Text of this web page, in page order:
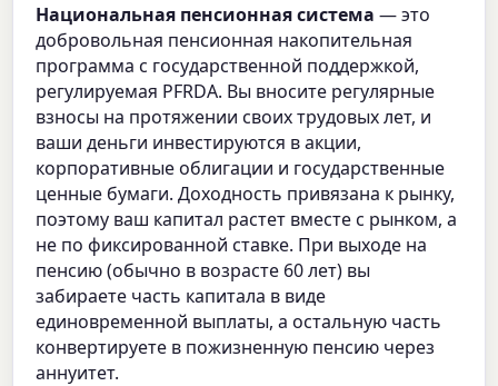
Национальная пенсионная система — это
добровольная пенсионная накопительная
программа с государственной поддержкой,
регулируемая PFRDA. Вы вносите регулярные
взносы на протяжении своих трудовых лет, и
ваши деньги инвестируются в акции,
корпоративные облигации и государственные
ценные бумаги. Доходность привязана к рынку,
поэтому ваш капитал растет вместе с рынком, а
не по фиксированной ставке. При выходе на
пенсию (обычно в возрасте 60 лет) вы
забираете часть капитала в виде
единовременной выплаты, а остальную часть
конвертируете в пожизненную пенсию через
аннуитет.